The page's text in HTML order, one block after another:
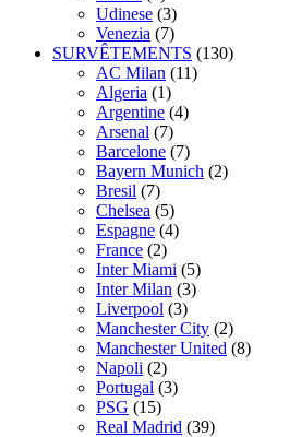
Udinese (3)
Venezia (7)
SURVÊTEMENTS (130)
AC Milan (11)
Algeria (1)
Argentine (4)
Arsenal (7)
Barcelone (7)
Bayern Munich (2)
Bresil (7)
Chelsea (5)
Espagne (4)
France (2)
Inter Miami (5)
Inter Milan (3)
Liverpool (3)
Manchester City (2)
Manchester United (8)
Napoli (2)
Portugal (3)
PSG (15)
Real Madrid (39)